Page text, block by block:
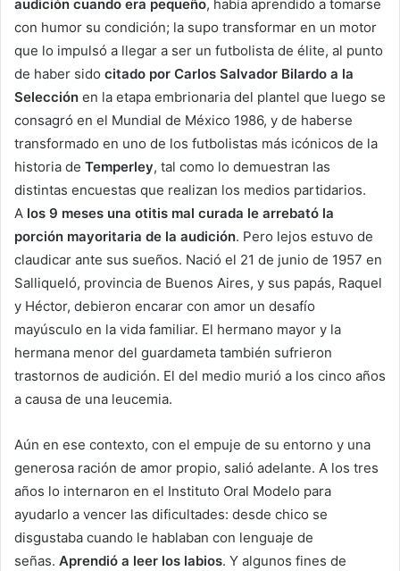
audición cuando era pequeño, había aprendido a tomarse
con humor su condición; la supo transformar en un motor
que lo impulsó a llegar a ser un futbolista de élite, al punto
de haber sido citado por Carlos Salvador Bilardo a la
Selección en la etapa embrionaria del plantel que luego se
consagró en el Mundial de México 1986, y de haberse
transformado en uno de los futbolistas más icónicos de la
historia de Temperley, tal como lo demuestran las
distintas encuestas que realizan los medios partidarios.
A los 9 meses una otitis mal curada le arrebató la
porción mayoritaria de la audición. Pero lejos estuvo de
claudicar ante sus sueños. Nació el 21 de junio de 1957 en
Salliqueló, provincia de Buenos Aires, y sus papás, Raquel
y Héctor, debieron encarar con amor un desafío
mayúsculo en la vida familiar. El hermano mayor y la
hermana menor del guardameta también sufrieron
trastornos de audición. El del medio murió a los cinco años
a causa de una leucemia.
Aún en ese contexto, con el empuje de su entorno y una
generosa ración de amor propio, salió adelante. A los tres
años lo internaron en el Instituto Oral Modelo para
ayudarlo a vencer las dificultades: desde chico se
disgustaba cuando le hablaban con lenguaje de
señas. Aprendió a leer los labios. Y algunos fines de